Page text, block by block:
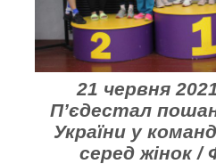
21 червня
П’єдестал
України у
серед жінок